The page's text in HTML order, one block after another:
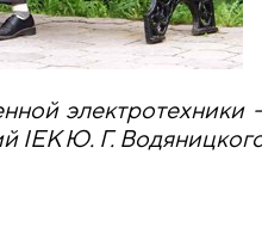
IEK Ю. Г.